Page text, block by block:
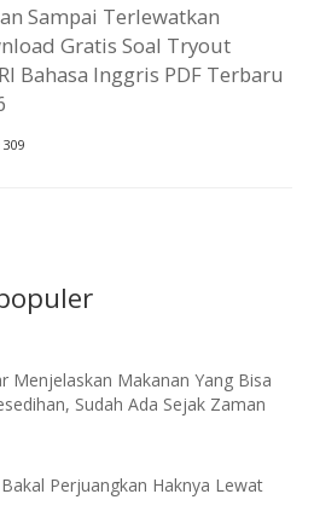
Sampai Terlewatkan
Gratis Soal Tryout
Bahasa Inggris PDF Terbaru
Menjelaskan Makanan Yang Bisa
Sudah Ada Sejak Zaman
Perjuangkan Haknya Lewat